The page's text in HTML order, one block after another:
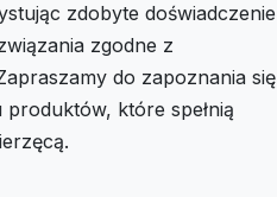
zdobyte doświadczenie
zgodne z
do zapoznania się
które spełnią